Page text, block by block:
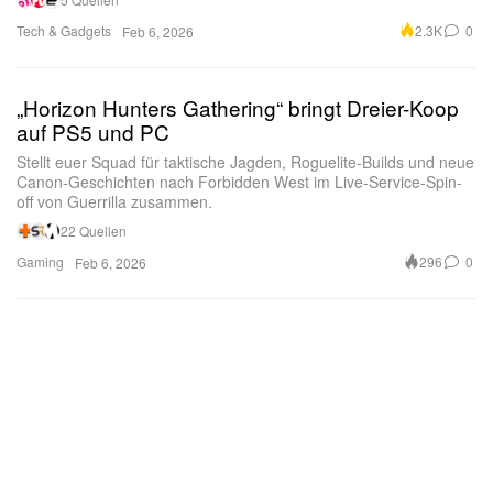
und Modulationsrad, kombiniert mit demselben
arbeiten und dennoch das komplette
MPC‑Ökosystem direkt unter den Fingerspitzen
spüren wollen. Ihr Plugin‑Line‑up aus 13
Instrumenten erweitert die gemeinsame Basis um
OPX‑4, Jura und Sub Factory, während ihre 6
Expansion‑Packs klar in Richtung Synthese‑Fokus
Tech & Gadgets
Feb 6, 2026
2.3K 0
Gaming
„Horizon Hunters Gathering“ bringt Dreier-Koop
auf PS5 und PC
Stellt euer Squad für taktische Jagden, Roguelite-Builds und neue
Canon-Geschichten nach Forbidden West im Live-Service-Spin-
off von Guerrilla zusammen.
22 Quellen
Feb 6, 2026
296 0